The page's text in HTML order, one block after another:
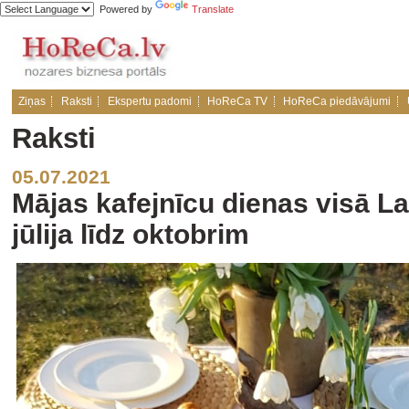
Powered by Translate
Ziņas Raksti Ekspertu padomi HoReCa TV HoReCa piedāvājumi
Raksti
05.07.2021
Mājas kafejnīcu dienas visā
jūlija līdz oktobrim